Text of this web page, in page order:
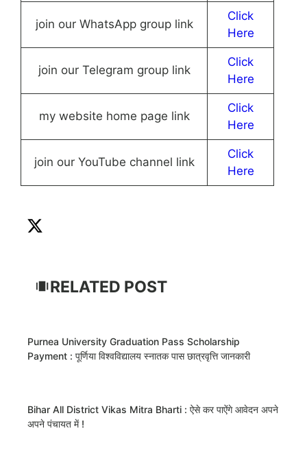
join our WhatsApp group link
Click
Here
join our Telegram group link
Click
Here
my website home page link
Click
Here
join our YouTube channel link
Click
Here
RELATED POST
Purnea University Graduation Pass Scholarship
Payment : पूर्णिया विश्वविद्यालय स्नातक पास छात्रवृत्ति जानकारी
Bihar All District Vikas Mitra Bharti : ऐसे कर पाऐंगे आवेदन अपने
अपने पंचायत में !